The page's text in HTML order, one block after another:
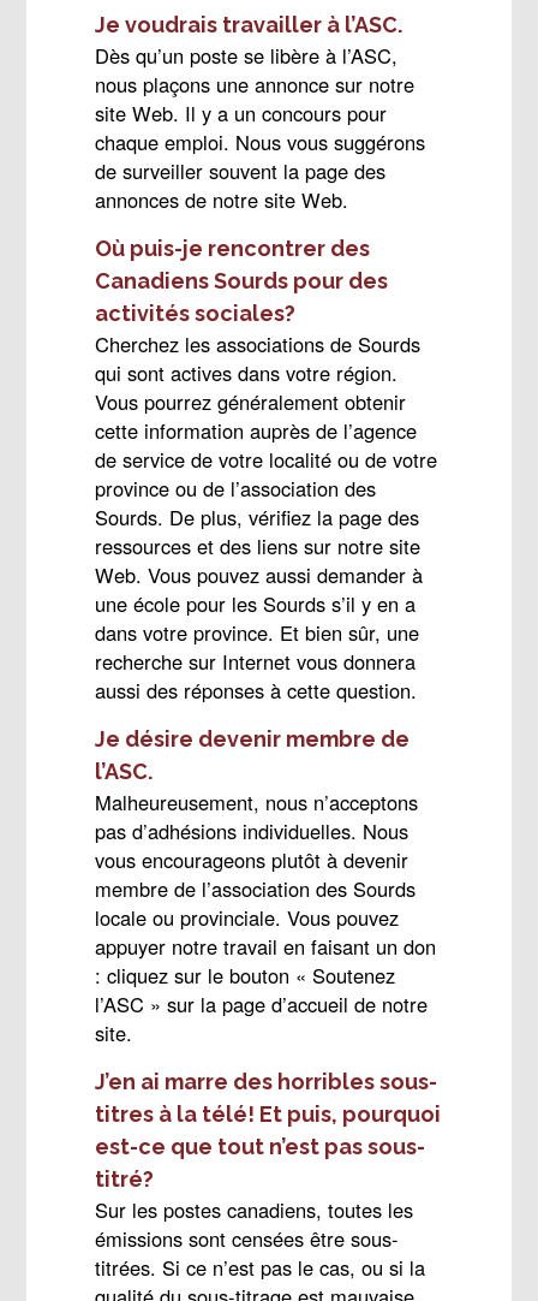
Je voudrais travailler à l’ASC.
Dès qu’un poste se libère à l’ASC,
nous plaçons une annonce sur notre
site Web. Il y a un concours pour
chaque emploi. Nous vous suggérons
de surveiller souvent la page des
annonces de notre site Web.
Où puis-je rencontrer des
Canadiens Sourds pour des
activités sociales?
Cherchez les associations de Sourds
qui sont actives dans votre région.
Vous pourrez généralement obtenir
cette information auprès de l’agence
de service de votre localité ou de votre
province ou de l’association des
Sourds. De plus, vérifiez la page des
ressources et des liens sur notre site
Web. Vous pouvez aussi demander à
une école pour les Sourds s’il y en a
dans votre province. Et bien sûr, une
recherche sur Internet vous donnera
aussi des réponses à cette question.
Je désire devenir membre de
l’ASC.
Malheureusement, nous n’acceptons
pas d’adhésions individuelles. Nous
vous encourageons plutôt à devenir
membre de l’association des Sourds
locale ou provinciale. Vous pouvez
appuyer notre travail en faisant un don
: cliquez sur le bouton « Soutenez
l’ASC » sur la page d’accueil de notre
site.
J’en ai marre des horribles sous-
titres à la télé! Et puis, pourquoi
est-ce que tout n’est pas sous-
titré?
Sur les postes canadiens, toutes les
émissions sont censées être sous-
titrées. Si ce n’est pas le cas, ou si la